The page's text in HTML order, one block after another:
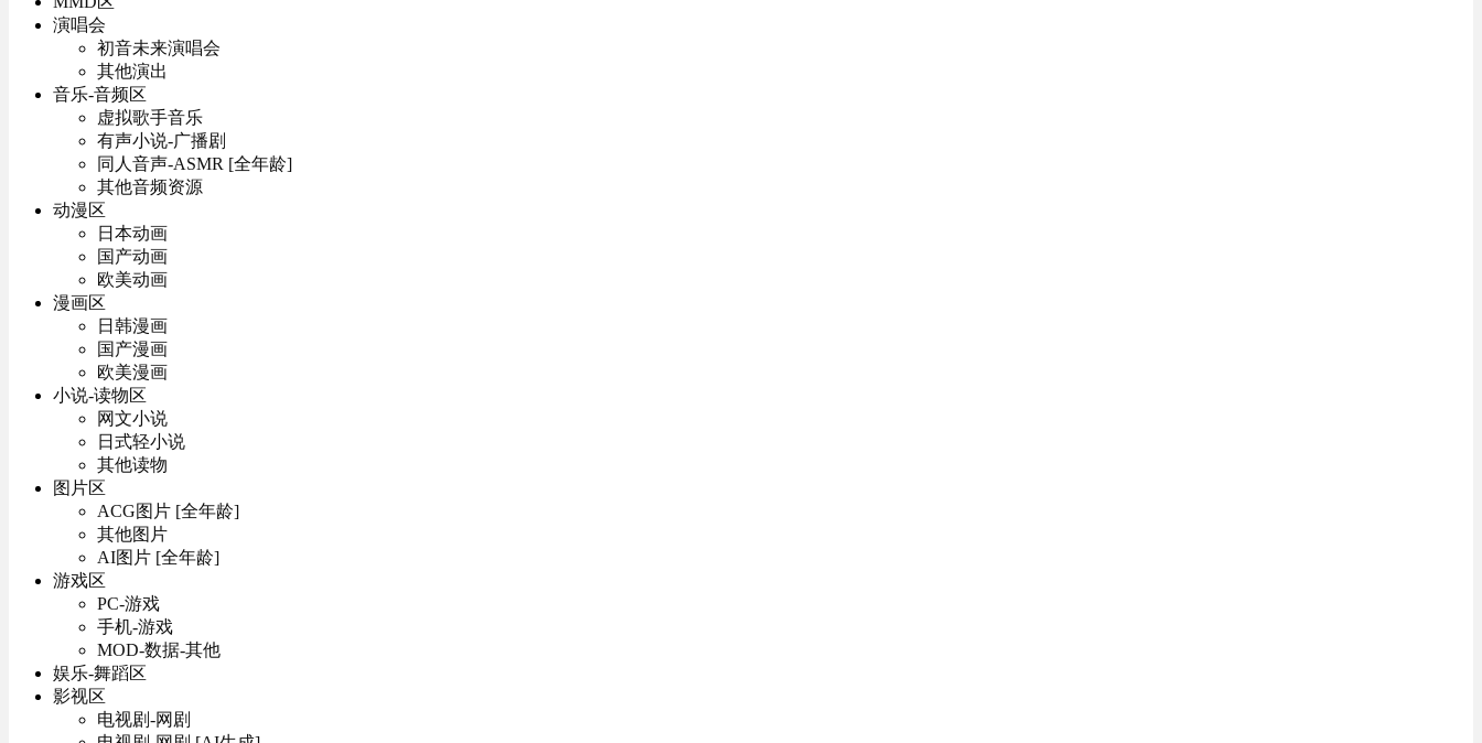
演唱会
初音未来演唱会
其他演出
音乐-音频区
虚拟歌手音乐
有声小说-广播剧
同人音声-ASMR [全年龄]
其他音频资源
动漫区
日本动画
国产动画
欧美动画
漫画区
日韩漫画
国产漫画
欧美漫画
小说-读物区
网文小说
日式轻小说
其他读物
图片区
ACG图片 [全年龄]
其他图片
AI图片 [全年龄]
游戏区
PC-游戏
手机-游戏
MOD-数据-其他
娱乐-舞蹈区
影视区
电视剧-网剧